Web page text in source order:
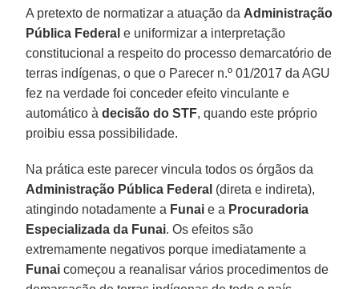
A pretexto de normatizar a atuação da Administração
Pública Federal e uniformizar a interpretação
constitucional a respeito do processo demarcatório de
terras indígenas, o que o Parecer n.º 01/2017 da AGU
fez na verdade foi conceder efeito vinculante e
automático àdecisão do STF, quando este próprio
proibiu essa possibilidade.
Na prática este parecer vincula todos os órgãos da
Administração Pública Federal (direta e indireta),
atingindo notadamente a Funai e a Procuradoria
Especializada da Funai. Os efeitos são
extremamente negativos porque imediatamente a
Funai começou a reanalisar vários procedimentos de